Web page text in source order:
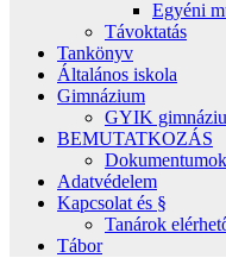
Egyéni
Távoktatás
Tankönyv
Általános iskola
Gimnázium
GYIK
BEMUTATKOZÁS
Dokumentumok
Adatvédelem
Kapcsolat és §
Tanárok
Tábor